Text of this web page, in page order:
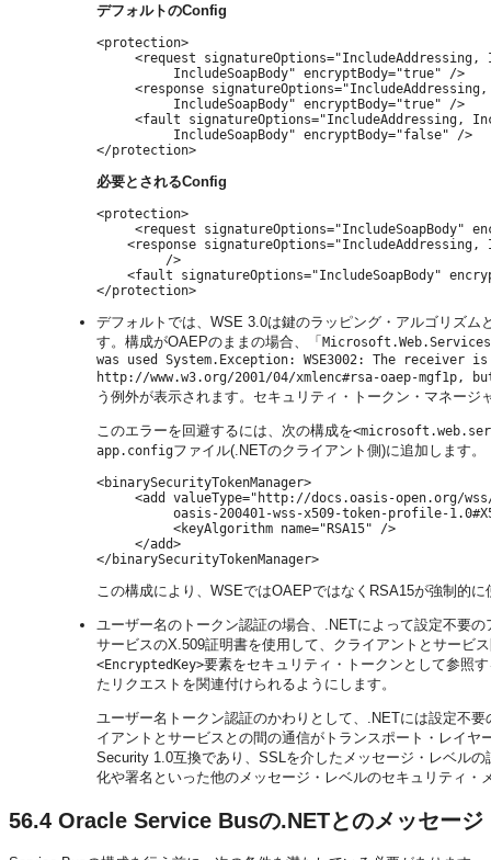
デフォルトのConfig
<protection>
<request signatureOptions="IncludeAddressing,
          IncludeSoapBody" encryptBody="true" />
<response
          IncludeSoapBody" encryptBody="true" />
<fault signatureOptions="IncludeAddressing,
          IncludeSoapBody" encryptBody="false" />
必要とされるConfig
<protection>
<request signatureOptions="IncludeSoapBody"
<response
         />
<fault signatureOptions="IncludeSoapBody"
デフォルトでは、WSE 3.0は鍵のラッピング・アルゴリズ
す。構成がOAEPのままの場合、「
was used System.Exception: WSE3002: The
http://www.w3.org/2001/04/xmlenc#rsa-oaep-mgf1p,
う例外が表示されます。セキュリティ・トークン・マネー
このエラーを回避するには、次の構成を
app.configファイル(.NETのクライアント側)に追加します。
<binarySecurityTokenManager>
<add valueType="http://docs.oasis-open.org/
oasis-200401-wss-x509-token-profile-
          <keyAlgorithm name="RSA15" />
     </add>
この構成により、WSEではOAEPではなくRSA15が強制的
ユーザー名のトークン認証の場合、.NETによって設定不要の
サービスのX.509証明書を使用して、クライアントとサービ
<EncryptedKey>要素をセキュリティ・トークンとして参照
たリクエストを関連付けられるようにします。
ユーザー名トークン認証のかわりとして、.NETには設定不要
イアントとサービスとの間の通信がトランスポート・レイ
Security 1.0互換であり、SSLを介したメッセージ・レベル
化や署名といった他のメッセージ・レベルのセキュリティ
56.4 Oracle Service Busの.NETとのメッセージ